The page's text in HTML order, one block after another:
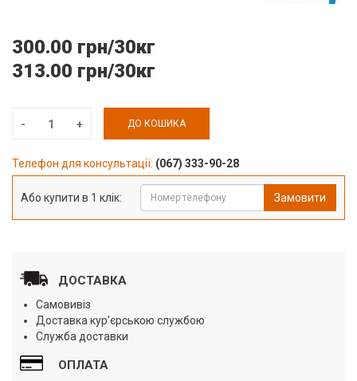
300.00 грн/30кг
313.00 грн/30кг
ДО КОШИКА
Телефон для консультації: (067) 333-90-28
Або купити в 1 клік: Замовити
ДОСТАВКА
Самовивіз
Доставка кур'єрською службою
Служба доставки
ОПЛАТА